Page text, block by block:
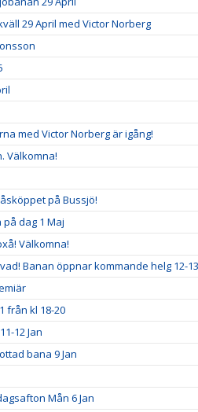
29 April med Victor Norberg
med Victor Norberg är igång!
Välkomna!
på Bussjö!
dag 1 Maj
Välkomna!
Banan öppnar kommande helg 12-
från kl 18-20
12 Jan
bana 9 Jan
Mån 6 Jan